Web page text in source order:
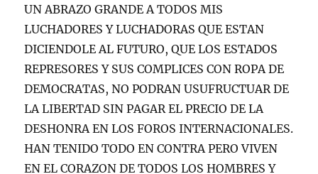
UN ABRAZO GRANDE A TODOS MIS
LUCHADORES Y LUCHADORAS QUE ESTAN
DICIENDOLE AL FUTURO, QUE LOS ESTADOS
REPRESORES Y SUS COMPLICES CON ROPA DE
DEMOCRATAS, NO PODRAN USUFRUCTUAR DE
LA LIBERTAD SIN PAGAR EL PRECIO DE LA
DESHONRA EN LOS FOROS INTERNACIONALES.
HAN TENIDO TODO EN CONTRA PERO VIVEN
EN EL CORAZON DE TODOS LOS HOMBRES Y